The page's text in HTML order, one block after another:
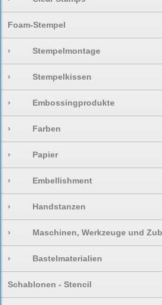
Foam-Stempel
› Stempelmontage
› Stempelkissen
› Embossingprodukte
› Farben
› Papier
› Embellishment
› Handstanzen
› Maschinen, Werkzeuge und
› Bastelmaterialien
Schablonen - Stencil